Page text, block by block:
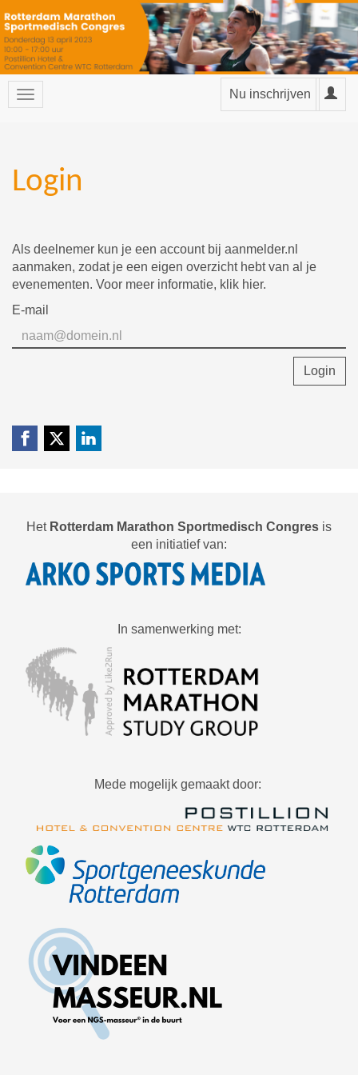
Nu inschrijven
Login
Als deelnemer kun je een account bij aanmelder.nl
aanmaken, zodat je een eigen overzicht hebt van al je
evenementen. Voor meer informatie, klik hier.
E-mail
Login
Het Rotterdam Marathon Sportmedisch Congres is
een initiatief van:
In samenwerking met:
Mede mogelijk gemaakt door: